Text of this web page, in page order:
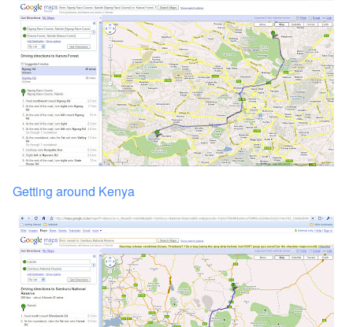
Getting around Kenya